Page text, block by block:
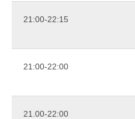
21:00-22:15
21:00-22:00
21.00-22:00